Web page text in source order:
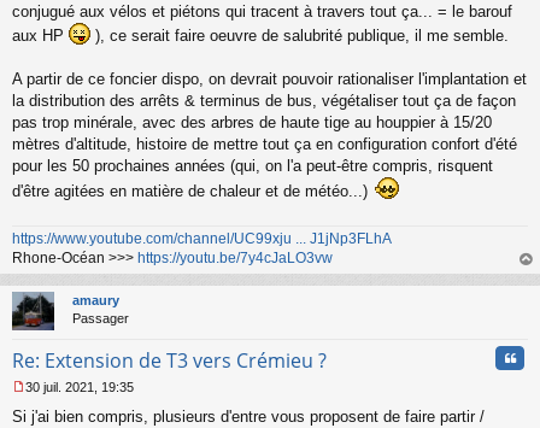
conjugué aux vélos et piétons qui tracent à travers tout ça... = le barouf
aux HP
), ce serait faire oeuvre de salubrité publique, il me semble.
A partir de ce foncier dispo, on devrait pouvoir rationaliser l'implantation et
la distribution des arrêts & terminus de bus, végétaliser tout ça de façon
pas trop minérale, avec des arbres de haute tige au houppier à 15/20
mètres d'altitude, histoire de mettre tout ça en configuration confort d'été
pour les 50 prochaines années (qui, on l'a peut-être compris, risquent
d'être agitées en matière de chaleur et de météo...)
https://www.youtube.com/channel/UC99xju ... J1jNp3FLhA
Rhone-Océan >>> https://youtu.be/7y4cJaLO3vw
au
amaury
Passager
Re: Extension de T3 vers Crémieu ?
e
30 juil. 2021, 19:35
Si j'ai bien compris, plusieurs d'entre vous proposent de faire partir /